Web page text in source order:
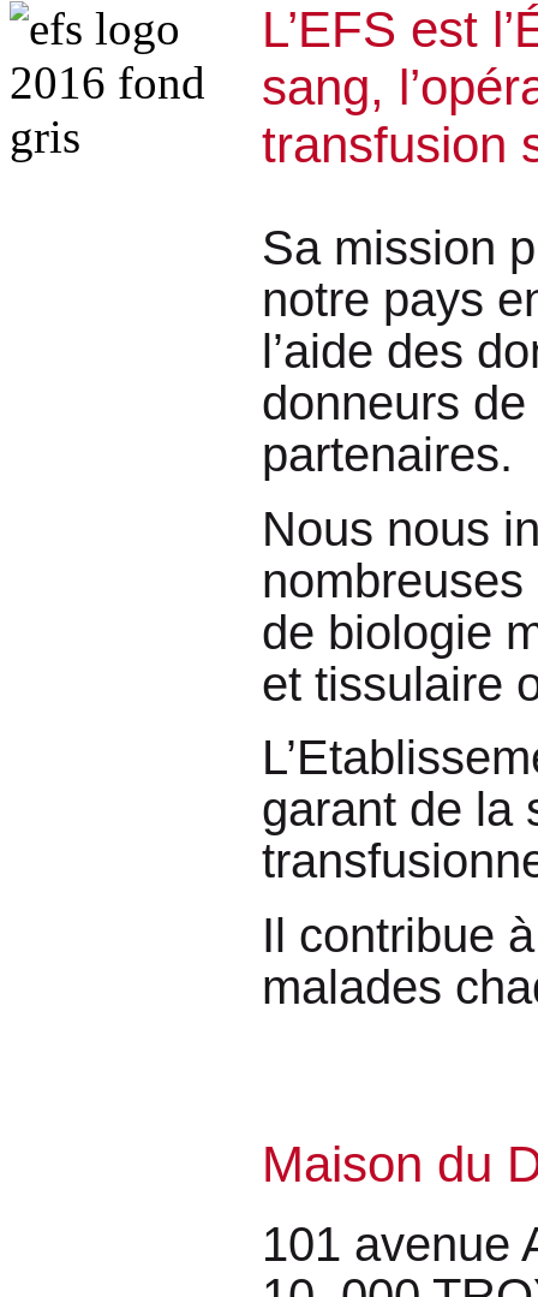
L’EFS est
sang,
transfusion
Sa mission
notre pays
l’aide des
donneurs
partenaires.
Nous nous
de biologie
et tissulaire
garant de la
Il contribue
malades
Maison du
101 avenue